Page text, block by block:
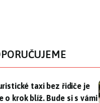
taxi bez řidiče je
taxi bez řidiče je
o krok blíž. Bude si s vámi